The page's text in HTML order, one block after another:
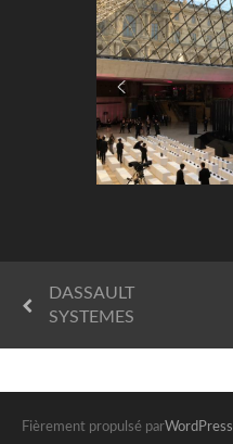
DASSAULT
SYSTEMES
Fièrement propulsé parWordPress